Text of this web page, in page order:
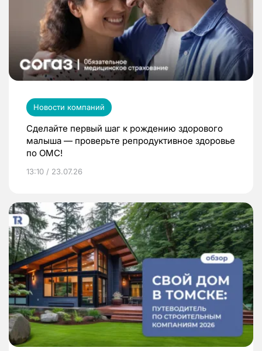
Новости компаний
Сделайте первый шаг к рождению здорового
малыша — проверьте репродуктивное здоровье
по ОМС!
13:10 / 23.07.26